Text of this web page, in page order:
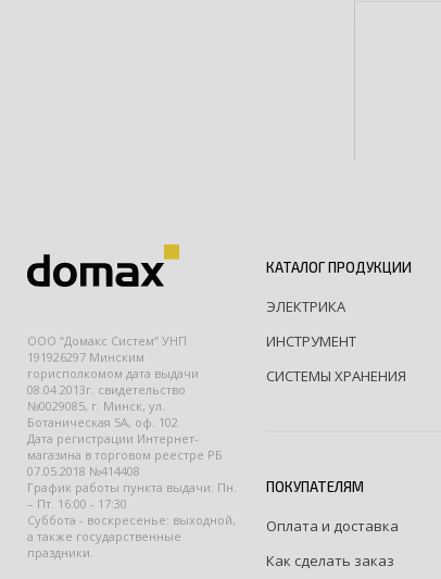
ООО “Домакс Систем” УНП
191926297 Минским
горисполкомом дата выдачи
08.04.2013г. свидетельство
№0029085, г. Минск, ул.
Ботаническая 5А, оф. 102
Дата регистрации Интернет-
магазина в торговом реестре РБ
07.05.2018 №414408
График работы пункта выдачи: Пн.
– Пт. 16:00 - 17:30
Суббота - воскресенье: выходной,
а также государственные
праздники.
КАТАЛОГ ПРОДУКЦИИ
ЭЛЕКТРИКА
ИНСТРУМЕНТ
СИСТЕМЫ ХРАНЕНИЯ
ПОКУПАТЕЛЯМ
Оплата и доставка
Как сделать заказ